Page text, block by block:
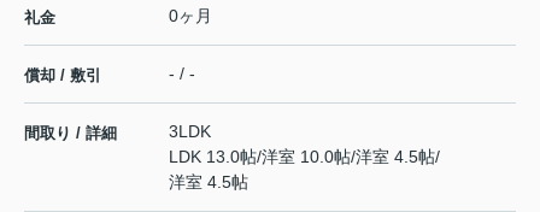
礼金 0ヶ月
償却 / 敷引 - / -
間取り / 詳細
3LDK
LDK 13.0帖/洋室 10.0帖/洋室 4.5帖/
洋室 4.5帖